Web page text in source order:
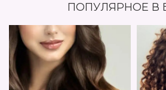
ПОПУЛЯРНОЕ В